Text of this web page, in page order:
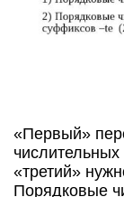
«Первый»
«третий»
Порядковые